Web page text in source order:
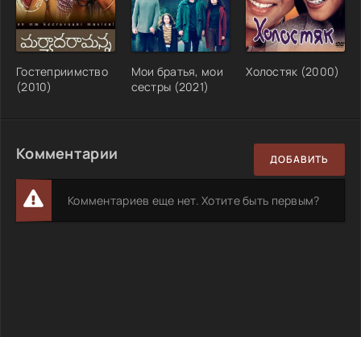
Гостеприимство
(2010)
Мои братья, мои
сестры (2021)
Холостяк (2000)
Комментарии ДОБАВИТЬ
Комментариев еще нет. Хотите быть первым?